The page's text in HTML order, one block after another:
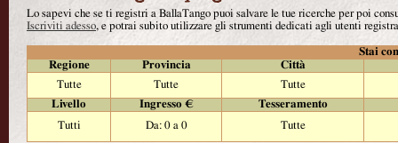
Lo sapevi che se ti registri a BallaTango puoi salvare le tue ricerche per poi
Iscriviti adesso, e potrai subito utilizzare gli strumenti dedicati agli utenti
Stai
Regione
Provincia
Città
Tutte
Tutte
Tutte
Livello
Ingresso €
Tesseramento
Tutti
Da: 0 a 0 Tutte